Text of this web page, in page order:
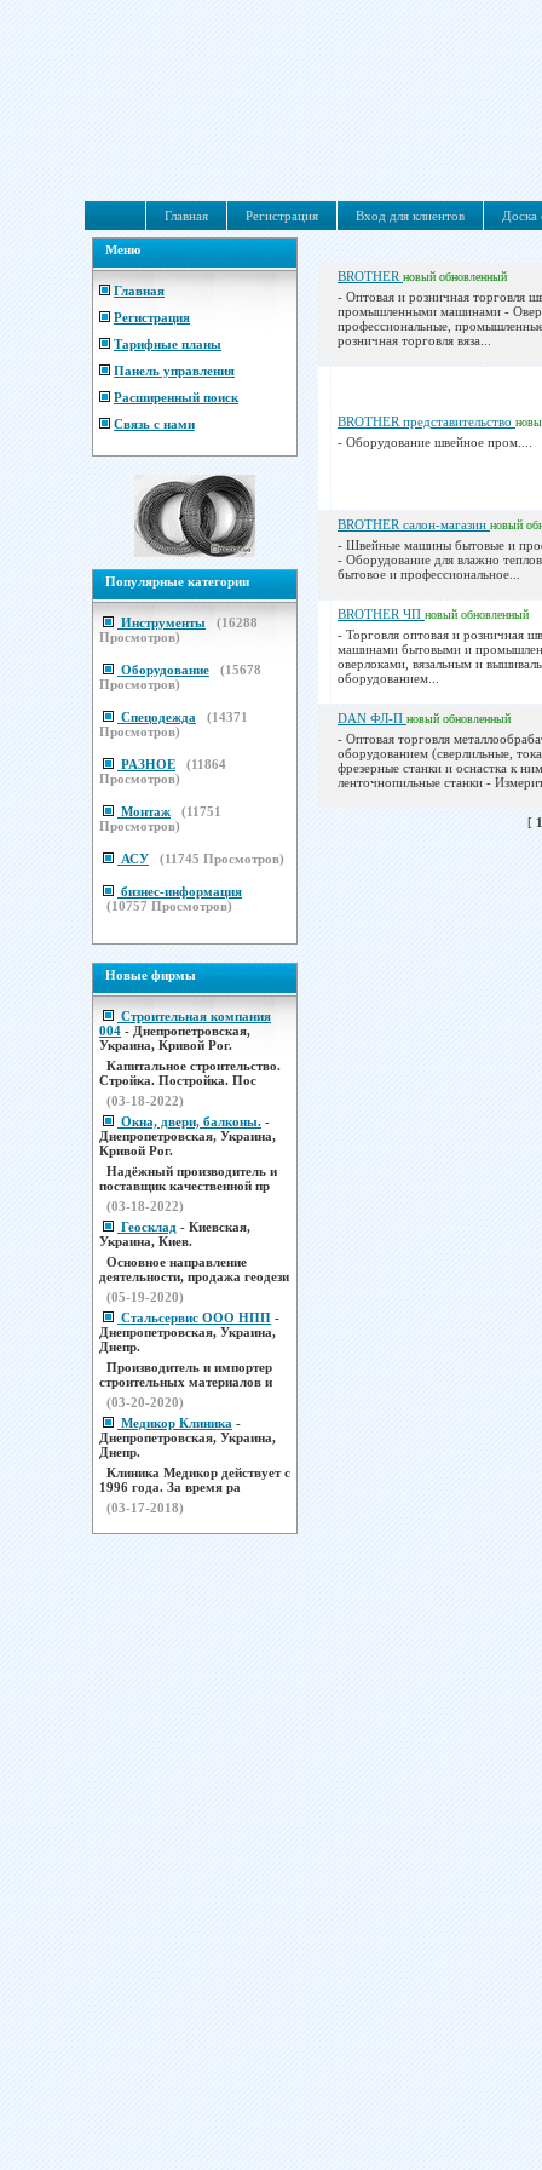
Главная Регистрация Вход для клиентов Доска
Меню
Главная
Регистрация
Тарифные планы
Панель управления
Расширенный поиск
Связь с нами
Популярные категории
Инструменты (16288
Просмотров)
Оборудование (15678
Просмотров)
Спецодежда (14371
Просмотров)
РАЗНОЕ (11864
Просмотров)
Монтаж (11751
Просмотров)
АСУ (11745 Просмотров)
бизнес-информация
(10757 Просмотров)
Новые фирмы
Строительная компания
004 - Днепропетровская,
Украина, Кривой Рог.
Капитальное строительство.
Стройка. Постройка. Пос
(03-18-2022)
Окна, двери, балконы. -
Днепропетровская, Украина,
Кривой Рог.
Надёжный производитель и
поставщик качественной пр
(03-18-2022)
Геосклад - Киевская,
Украина, Киев.
Основное направление
деятельности, продажа геодези
(05-19-2020)
Стальсервис ООО НПП -
Днепропетровская, Украина,
Днепр.
Производитель и импортер
строительных материалов и
(03-20-2020)
Медикор Клиника -
Днепропетровская, Украина,
Днепр.
Клиника Медикор действует с
1996 года. За время ра
(03-17-2018)
BROTHER новый обновленный
- Оптовая и розничная торговля
промышленными машинами -
профессиональные,
розничная торговля вяза...
BROTHER представительство
- Оборудование швейное пром....
BROTHER салон-магазин новый
- Швейные машины бытовые и
- Оборудование для влажно
бытовое и профессиональное...
BROTHER ЧП новый обновленный
- Торговля оптовая и розничная
машинами бытовыми и
оверлоками, вязальным и
оборудованием...
DAN ФЛ-П новый обновленный
- Оптовая торговля
оборудованием (сверлильные,
фрезерные станки и оснастка к
ленточнопильные станки -
[ 1